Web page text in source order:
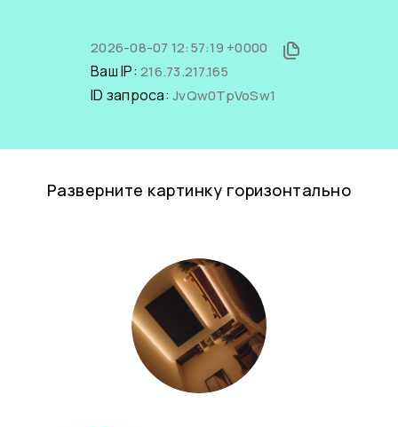
2026-08-07 12:57:19 +0000
Ваш IP: 216.73.217.165
ID запроса: JvQw0TpVoSw1
Разверните картинку горизонтально